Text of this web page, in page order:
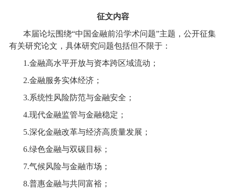
征文内容
本届论坛围绕“中国金融前沿学术问题”主题，公开征集
有关研究论文，具体研究问题包括但不限于：
1.金融高水平开放与资本跨区域流动；
2.金融服务实体经济；
3.系统性风险防范与金融安全；
4.现代金融监管与金融稳定；
5.深化金融改革与经济高质量发展；
6.绿色金融与双碳目标；
7.气候风险与金融市场；
8.普惠金融与共同富裕；